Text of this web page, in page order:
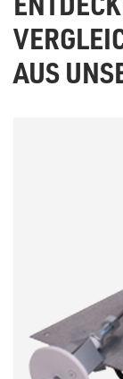
AUS